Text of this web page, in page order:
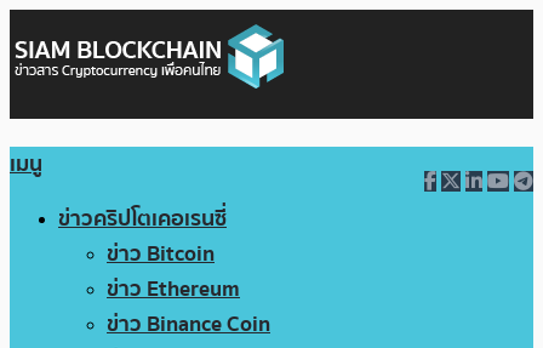
เมนู
ข่าวคริปโตเคอเรนซี่
ข่าว Bitcoin
ข่าว Ethereum
ข่าว Binance Coin